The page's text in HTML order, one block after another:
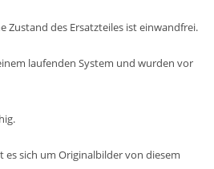
Zustand des Ersatzteiles ist einwandfrei.
laufenden System und wurden vor
es sich um Originalbilder von diesem